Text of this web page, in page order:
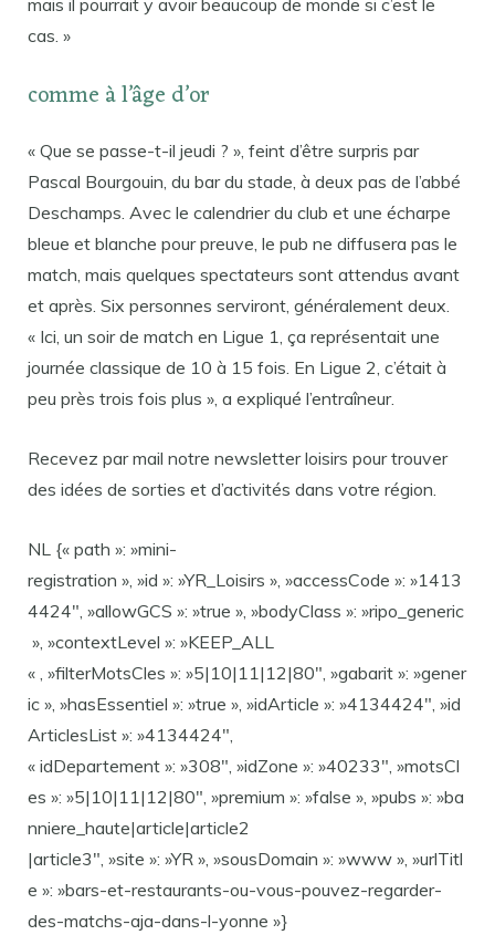
mais il pourrait y avoir beaucoup de monde si c’est le
cas. »
comme à l’âge d’or
« Que se passe-t-il jeudi ? », feint d’être surpris par
Pascal Bourgouin, du bar du stade, à deux pas de l’abbé
Deschamps. Avec le calendrier du club et une écharpe
bleue et blanche pour preuve, le pub ne diffusera pas le
match, mais quelques spectateurs sont attendus avant
et après. Six personnes serviront, généralement deux.
« Ici, un soir de match en Ligue 1, ça représentait une
journée classique de 10 à 15 fois. En Ligue 2, c’était à
peu près trois fois plus », a expliqué l’entraîneur.
Recevez par mail notre newsletter loisirs pour trouver
des idées de sorties et d’activités dans votre région.
NL {« path »: »mini-
registration », »id »: »YR_Loisirs », »accessCode »: »1413
4424″, »allowGCS »: »true », »bodyClass »: »ripo_generic
», »contextLevel »: »KEEP_ALL
« , »filterMotsCles »: »5|10|11|12|80″, »gabarit »: »gener
ic », »hasEssentiel »: »true », »idArticle »: »4134424″, »id
ArticlesList »: »4134424″,
« idDepartement »: »308″, »idZone »: »40233″, »motsCl
es »: »5|10|11|12|80″, »premium »: »false », »pubs »: »ba
nniere_haute|article|article2
|article3″, »site »: »YR », »sousDomain »: »www », »urlTitl
e »: »bars-et-restaurants-ou-vous-pouvez-regarder-
des-matchs-aja-dans-l-yonne »}